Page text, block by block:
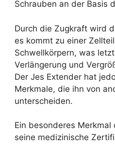
Schrauben an der Basis
Durch die Zugkraft wird
es kommt zu einer
Schwellkörpern, was
Verlängerung und
Der Jes Extender hat
Merkmale, die ihn von
unterscheiden.
Ein besonderes
seine medizinische